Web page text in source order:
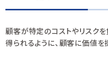
ITIL導入
ヘルプデスク業務
システム監査対応
導入事例
価格
セミナー
顧客が特定のコストやリスク
得られるように、顧客に価値を